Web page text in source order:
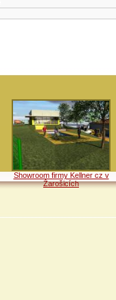
Showroom firmy Kellner cz v
Žarošicích